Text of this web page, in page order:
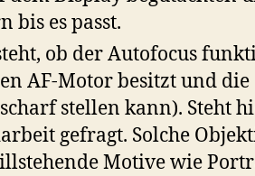
bis es passt.
ob der Autofocus
AF-Motor besitzt und die
stellen kann). Steht
gefragt. Solche
Motive wie